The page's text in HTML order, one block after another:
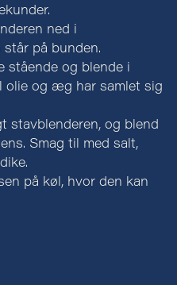
ned i
står på bunden.
stående og blende i
olie og æg har samlet sig
stavblenderen, og blend
Smag til med salt,
på køl, hvor den kan